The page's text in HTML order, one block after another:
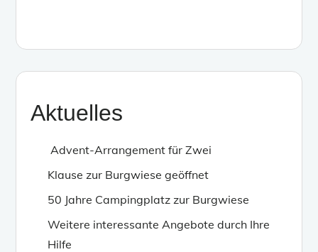
Aktuelles
Advent-Arrangement für Zwei
Klause zur Burgwiese geöffnet
50 Jahre Campingplatz zur Burgwiese
Weitere interessante Angebote durch Ihre
Hilfe